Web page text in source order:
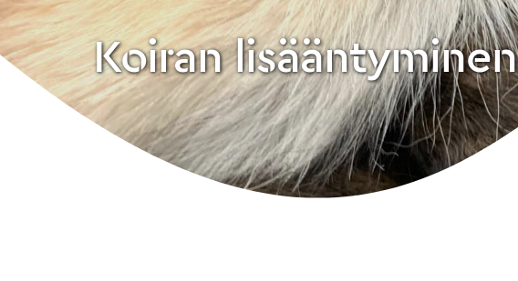
Koiran lisääntyminen